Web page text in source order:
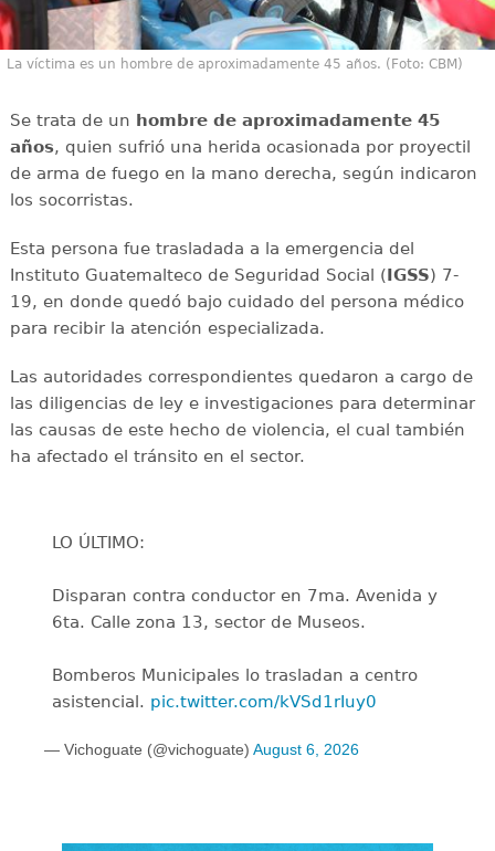
La víctima es un hombre de aproximadamente 45 años. (Foto: CBM)
Se trata de un hombre de aproximadamente 45
años, quien sufrió una herida ocasionada por proyectil
de arma de fuego en la mano derecha, según indicaron
los socorristas.
Esta persona fue trasladada a la emergencia del
Instituto Guatemalteco de Seguridad Social (IGSS) 7-
19, en donde quedó bajo cuidado del persona médico
para recibir la atención especializada.
Las autoridades correspondientes quedaron a cargo de
las diligencias de ley e investigaciones para determinar
las causas de este hecho de violencia, el cual también
ha afectado el tránsito en el sector.
LO ÚLTIMO:
Disparan contra conductor en 7ma. Avenida y
6ta. Calle zona 13, sector de Museos.
Bomberos Municipales lo trasladan a centro
asistencial. pic.twitter.com/kVSd1rIuy0
— Vichoguate (@vichoguate) August 6, 2026